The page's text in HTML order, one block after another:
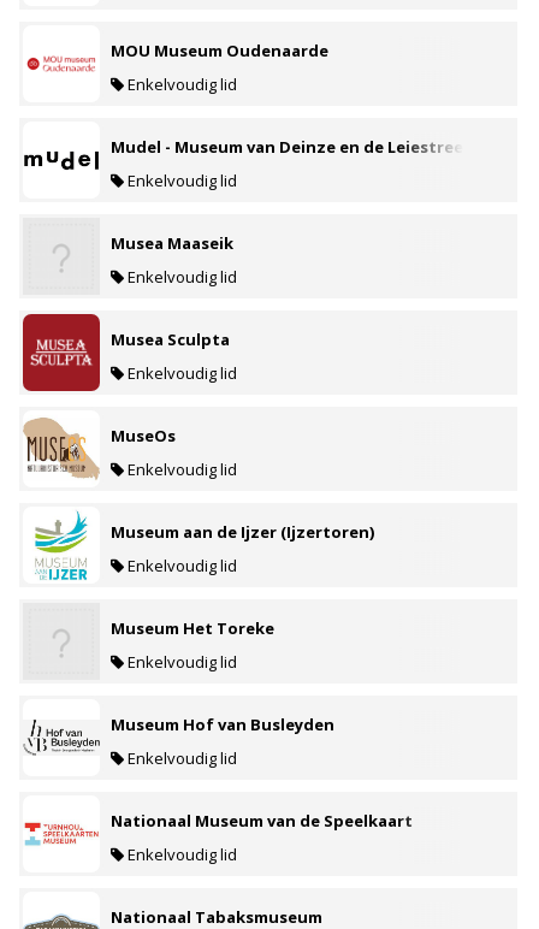
MOU Museum Oudenaarde
Enkelvoudig lid
Mudel - Museum van Deinze en de Leiestreek
Enkelvoudig lid
Musea Maaseik
Enkelvoudig lid
Musea Sculpta
Enkelvoudig lid
MuseOs
Enkelvoudig lid
Museum aan de Ijzer (Ijzertoren)
Enkelvoudig lid
Museum Het Toreke
Enkelvoudig lid
Museum Hof van Busleyden
Enkelvoudig lid
Nationaal Museum van de Speelkaart
Enkelvoudig lid
Nationaal Tabaksmuseum